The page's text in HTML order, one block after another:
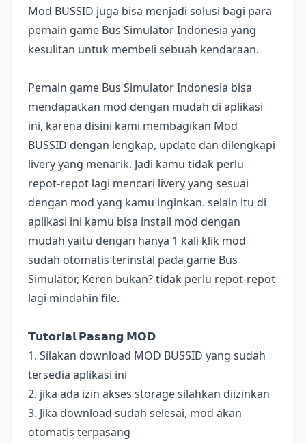
Mod BUSSID juga bisa menjadi solusi bagi para
pemain game Bus Simulator Indonesia yang
kesulitan untuk membeli sebuah kendaraan.
Pemain game Bus Simulator Indonesia bisa
mendapatkan mod dengan mudah di aplikasi
ini, karena disini kami membagikan Mod
BUSSID dengan lengkap, update dan dilengkapi
livery yang menarik. Jadi kamu tidak perlu
repot-repot lagi mencari livery yang sesuai
dengan mod yang kamu inginkan. selain itu di
aplikasi ini kamu bisa install mod dengan
mudah yaitu dengan hanya 1 kali klik mod
sudah otomatis terinstal pada game Bus
Simulator, Keren bukan? tidak perlu repot-repot
lagi mindahin file.
𝗧𝘂𝘁𝗼𝗿𝗶𝗮𝗹 𝗣𝗮𝘀𝗮𝗻𝗴 𝗠𝗢𝗗
1. Silakan download MOD BUSSID yang sudah
tersedia aplikasi ini
2. jika ada izin akses storage silahkan diizinkan
3. Jika download sudah selesai, mod akan
otomatis terpasang